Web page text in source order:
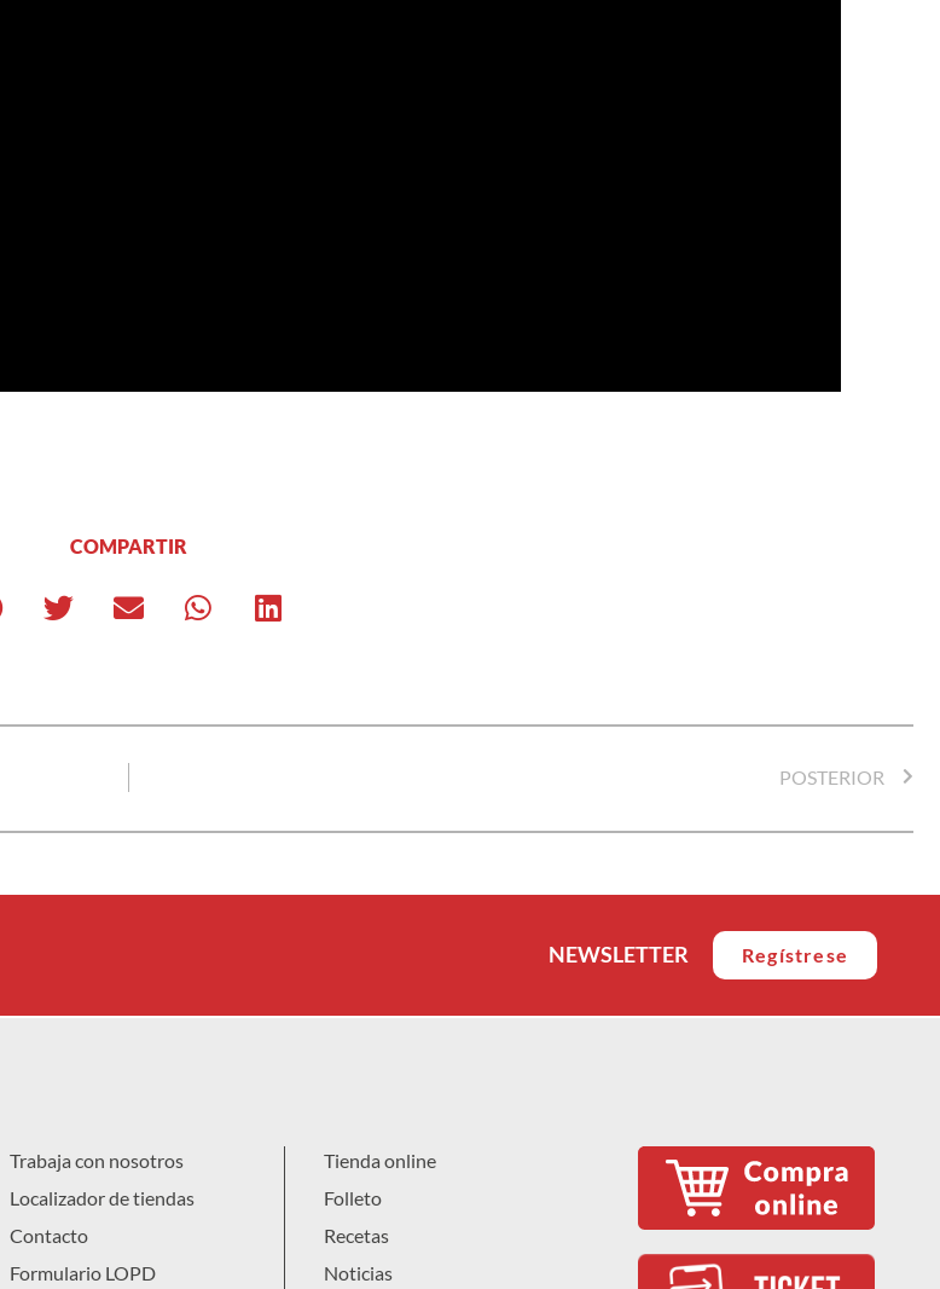
COMPARTIR
POSTERIOR
NEWSLETTER Regístrese
Trabaja con nosotros
Localizador de tiendas
Contacto
Formulario LOPD
Tienda online
Folleto
Recetas
Noticias